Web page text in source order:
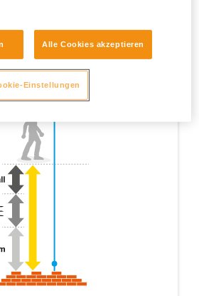
Alle Cookies akzeptieren
Einstellungen